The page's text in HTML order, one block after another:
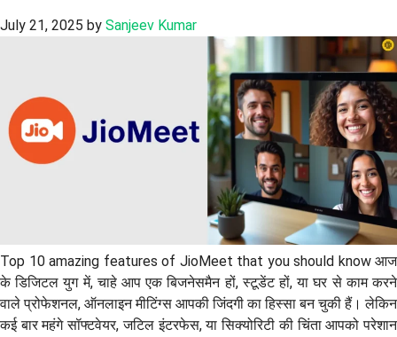
July 21, 2025 by Sanjeev Kumar
Top 10 amazing features of JioMeet that you should know आज
के डिजिटल युग में, चाहे आप एक बिजनेसमैन हों, स्टूडेंट हों, या घर से काम करने
वाले प्रोफेशनल, ऑनलाइन मीटिंग्स आपकी जिंदगी का हिस्सा बन चुकी हैं। लेकिन
कई बार महंगे सॉफ्टवेयर, जटिल इंटरफेस, या सिक्योरिटी की चिंता आपको परेशान